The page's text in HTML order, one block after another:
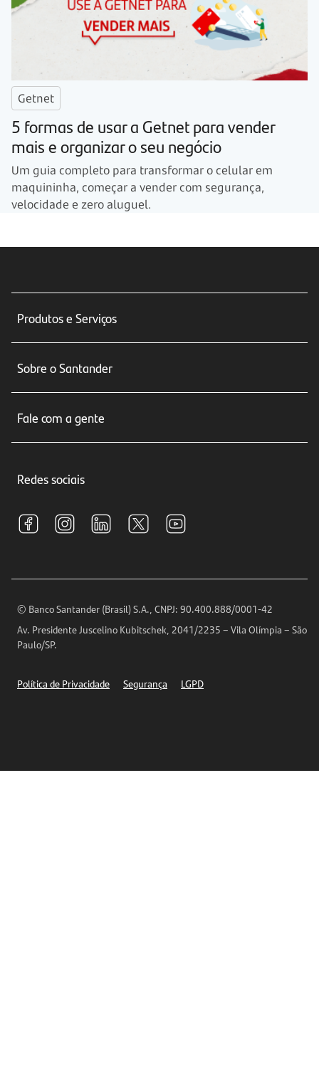
Getnet
5 formas de usar a Getnet para vender
mais e organizar o seu negócio
Um guia completo para transformar o celular em
maquininha, começar a vender com segurança,
velocidade e zero aluguel.
Produtos e Serviços
Seguros
Crédito e Financiamentos
Investimentos
Sobre o Santander
Relações com Investidores
Fale com a gente
Central de Renegociação
S.A.C
Encontre nossas agências
Horários de Atendimento
Telefones
Redes sociais
© Banco Santander (Brasil) S.A., CNPJ: 90.400.888/0001-42
Av. Presidente Juscelino Kubitschek, 2041/2235 – Vila Olímpia – São
Paulo/SP.
Política de Privacidade Segurança LGPD